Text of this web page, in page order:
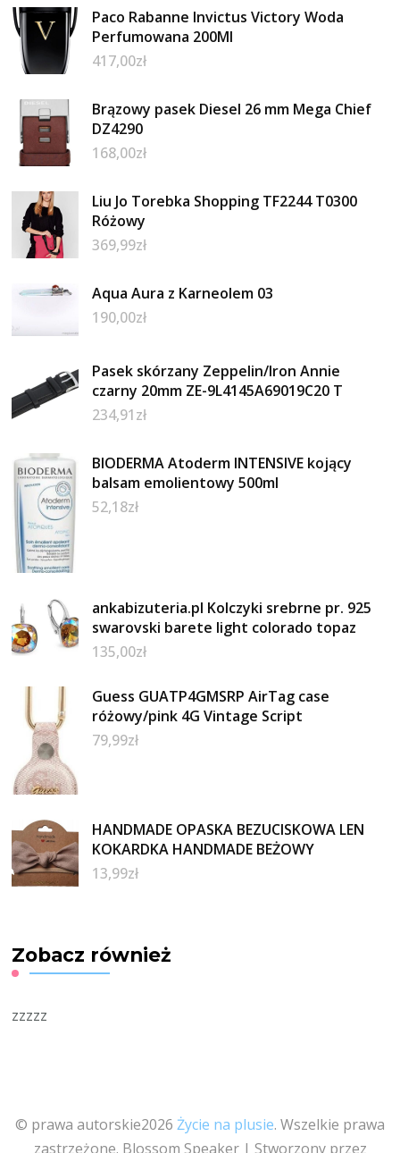
Paco Rabanne Invictus Victory Woda
Perfumowana 200Ml
417,00zł
Brązowy pasek Diesel 26 mm Mega Chief
DZ4290
168,00zł
Liu Jo Torebka Shopping TF2244 T0300
Różowy
369,99zł
Aqua Aura z Karneolem 03
190,00zł
Pasek skórzany Zeppelin/Iron Annie
czarny 20mm ZE-9L4145A69019C20 T
234,91zł
BIODERMA Atoderm INTENSIVE kojący
balsam emolientowy 500ml
52,18zł
ankabizuteria.pl Kolczyki srebrne pr. 925
swarovski barete light colorado topaz
135,00zł
Guess GUATP4GMSRP AirTag case
różowy/pink 4G Vintage Script
79,99zł
HANDMADE OPASKA BEZUCISKOWA LEN
KOKARDKA HANDMADE BEŻOWY
13,99zł
Zobacz również
zzzzz
© prawa autorskie2026 Życie na plusie. Wszelkie prawa
zastrzeżone. Blossom Speaker | Stworzony przez